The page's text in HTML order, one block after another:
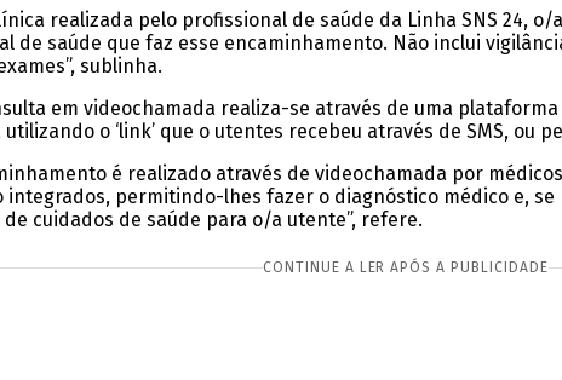
realizada pelo profissional de saúde da Linha SNS 24,
de saúde que faz esse encaminhamento. Não inclui
sublinha.
em videochamada realiza-se através de uma plataforma
o ‘link’ que o utentes recebeu através de SMS, ou
é realizado através de videochamada por
integrados, permitindo-lhes fazer o diagnóstico médico e,
cuidados de saúde para o/a utente”, refere.
CONTINUE A LER APÓS A PUBLICIDADE